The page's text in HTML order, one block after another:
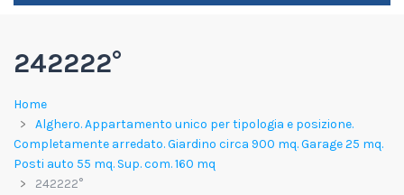
242222°
Home
Alghero. Appartamento unico per tipologia e posizione.
Completamente arredato. Giardino circa 900 mq. Garage 25 mq.
Posti auto 55 mq. Sup. com. 160 mq
242222°